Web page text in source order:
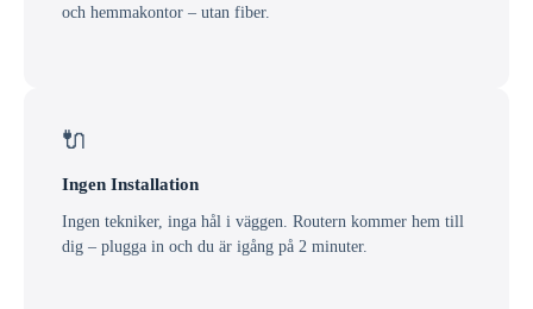
och hemmakontor – utan fiber.
🔌
Ingen Installation
Ingen tekniker, inga hål i väggen. Routern kommer hem till
dig – plugga in och du är igång på 2 minuter.